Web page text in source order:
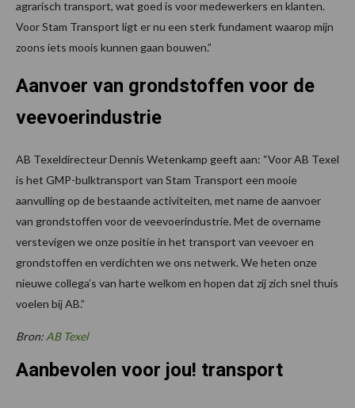
agrarisch transport, wat goed is voor medewerkers en klanten.
Voor Stam Transport ligt er nu een sterk fundament waarop mijn
zoons iets moois kunnen gaan bouwen.”
Aanvoer van grondstoffen voor de
veevoerindustrie
AB Texeldirecteur Dennis Wetenkamp geeft aan: “Voor AB Texel
is het GMP-bulktransport van Stam Transport een mooie
aanvulling op de bestaande activiteiten, met name de aanvoer
van grondstoffen voor de veevoerindustrie. Met de overname
verstevigen we onze positie in het transport van veevoer en
grondstoffen en verdichten we ons netwerk. We heten onze
nieuwe collega’s van harte welkom en hopen dat zij zich snel thuis
voelen bij AB.”
Bron: AB Texel
Aanbevolen voor jou! transport